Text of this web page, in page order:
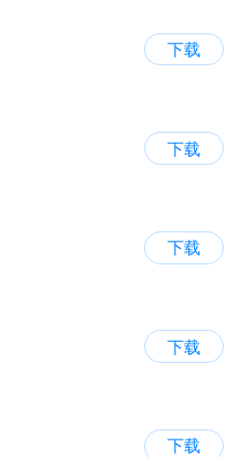
下载
下载
下载
下载
下载